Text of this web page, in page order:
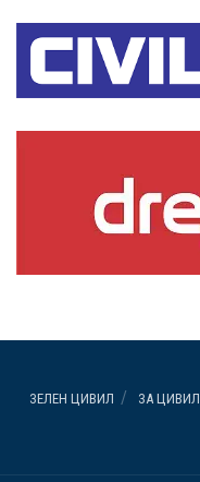
ЗЕЛЕН ЦИВИЛ ЗА ЦИВИЛ